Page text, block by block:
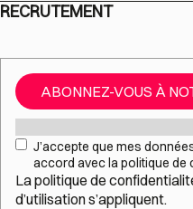
RECRUTEMENT
ABONNEZ-VOUS À
Mail*
RGPD*
J’accepte que mes
accord avec la politique de
Lapolitique de
d’utilisations’appliquent.